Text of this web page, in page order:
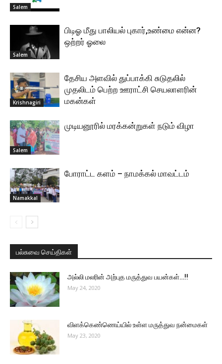
Salem
Salem
பிடிஓ மீது பாலியல் புகார்,உண்மை என்ன?
ஒற்றர் ஓலை
Krishnagiri
தேசிய அளவில் துப்பாக்கி சுடுதலில்
முதலிடம் பெற்ற ஊராட்சி செயலாளரின்
மகன்கள்
Salem
முடியனூரில் மரக்கன்றுகள் நடும் விழா
Namakkal
போராட்ட களம் – நாமக்கல் மாவட்டம்
பல்சுவை செய்திகள்
அல்லி மலரின் அற்புத மருத்துவ பயன்கள்…!!
May 24, 2020
விளக்கெண்ணெய்யில் உள்ள மருத்துவ நன்மைகள்
May 23, 2020